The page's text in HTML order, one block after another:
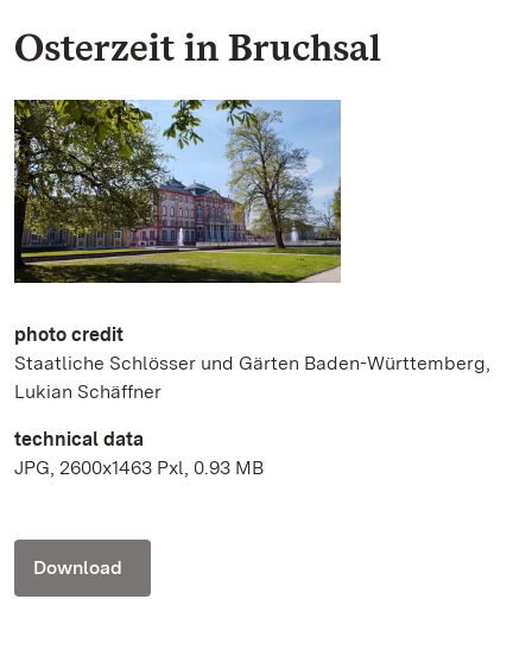
Osterzeit in Bruchsal
photo credit
Staatliche Schlösser und Gärten Baden-Württemberg,
Lukian Schäffner
technical data
JPG, 2600x1463 Pxl, 0.93 MB
Download